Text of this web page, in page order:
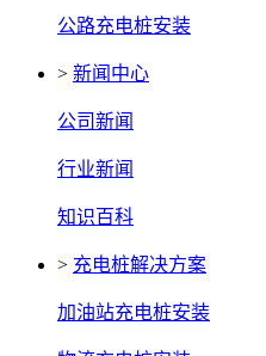
公路充电桩安装
> 新闻中心
公司新闻
行业新闻
知识百科
> 充电桩解决方案
加油站充电桩安装